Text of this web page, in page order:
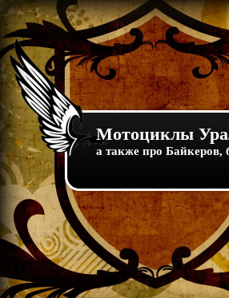
Мотоциклы
а также про Байкеров,